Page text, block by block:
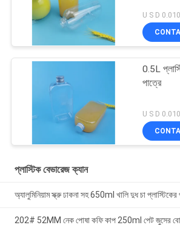
0.5L
পাত্রে
প্লাস্টিক বেভারেজ ক্যান
অ্যালুমিনিয়াম স্ক্রু ঢাকনা সহ 650ml খালি দুধ চা প্লাস্টিকের
202# 52MM নেক পোষা কফি কাপ 250ml পেট জুসের